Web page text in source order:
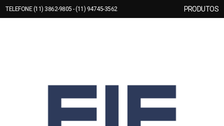
TELEFONE (11) 3862-9805 - (11) 94745-3562 PRODUTOS